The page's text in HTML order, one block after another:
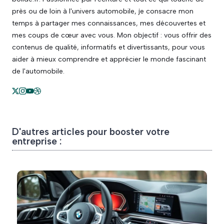
près ou de loin à l'univers automobile, je consacre mon
temps à partager mes connaissances, mes découvertes et
mes coups de cœur avec vous. Mon objectif : vous offrir des
contenus de qualité, informatifs et divertissants, pour vous
aider à mieux comprendre et apprécier le monde fascinant
de l'automobile.
D'autres articles pour booster votre
entreprise :